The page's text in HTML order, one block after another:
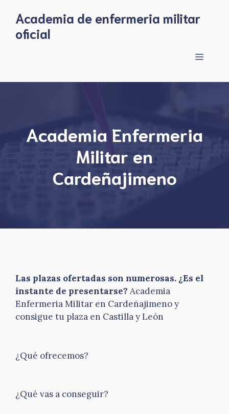
content
Academia de enfermeria militar
oficial
Menu
Academia Enfermeria
Militar en
Cardeñajimeno
Las plazas ofertadas son numerosas. ¿Es el
instante de presentarse? Academia
Enfermeria Militar en Cardeñajimeno y
consigue tu plaza en Castilla y León
¿Qué ofrecemos?
¿Qué vas a conseguir?